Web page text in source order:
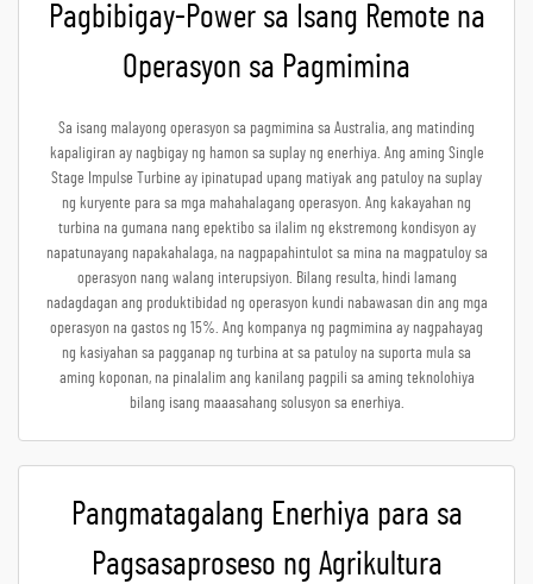
Pagbibigay-Power sa Isang Remote na
Operasyon sa Pagmimina
Sa isang malayong operasyon sa pagmimina sa Australia, ang matinding
kapaligiran ay nagbigay ng hamon sa suplay ng enerhiya. Ang aming Single
Stage Impulse Turbine ay ipinatupad upang matiyak ang patuloy na suplay
ng kuryente para sa mga mahahalagang operasyon. Ang kakayahan ng
turbina na gumana nang epektibo sa ilalim ng ekstremong kondisyon ay
napatunayang napakahalaga, na nagpapahintulot sa mina na magpatuloy sa
operasyon nang walang interupsiyon. Bilang resulta, hindi lamang
nadagdagan ang produktibidad ng operasyon kundi nabawasan din ang mga
operasyon na gastos ng 15%. Ang kompanya ng pagmimina ay nagpahayag
ng kasiyahan sa pagganap ng turbina at sa patuloy na suporta mula sa
aming koponan, na pinalalim ang kanilang pagpili sa aming teknolohiya
bilang isang maaasahang solusyon sa enerhiya.
Pangmatagalang Enerhiya para sa
Pagsasaproseso ng Agrikultura